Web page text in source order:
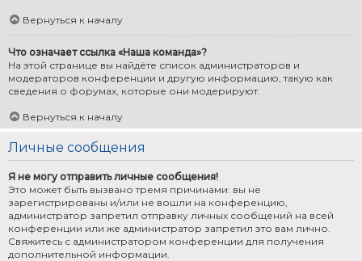
Вернуться к началу
Что означает ссылка «Наша команда»?
На этой странице вы найдёте список администраторов и
модераторов конференции и другую информацию, такую как
сведения о форумах, которые они модерируют.
Вернуться к началу
Личные сообщения
Я не могу отправить личные сообщения!
Это может быть вызвано тремя причинами: вы не
зарегистрированы и/или не вошли на конференцию,
администратор запретил отправку личных сообщений на всей
конференции или же администратор запретил это вам лично.
Свяжитесь с администратором конференции для получения
дополнительной информации.